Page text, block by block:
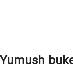
Yumush